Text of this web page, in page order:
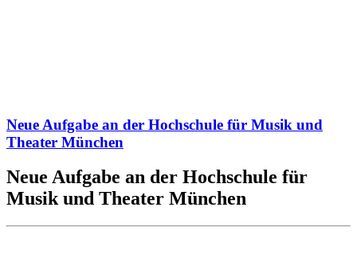
Neue Aufgabe an der Hochschule für Musik und
Theater München
Neue Aufgabe an der Hochschule für
Musik und Theater München